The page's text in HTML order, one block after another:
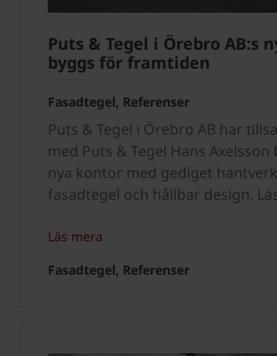
Puts & Tegel i Örebro AB:s
byggs för framtiden
Fasadtegel, Referenser
Puts & Tegel i Örebro AB har
med Puts & Tegel Hans
nya kontor med gediget
fasadtegel och hållbar design.
Läs mera
Fasadtegel, Referenser